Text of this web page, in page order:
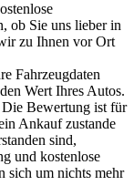
ob Sie uns lieber in
zu Ihnen vor Ort
Fahrzeugdaten
Wert Ihres Autos.
Die Bewertung ist für
Ankauf zustande
sind,
und kostenlose
sich um nichts mehr